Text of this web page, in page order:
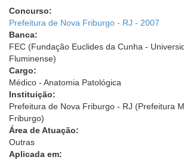
Concurso:
Prefeitura de Nova Friburgo - RJ - 2007
Banca:
FEC (Fundação Euclides da Cunha -
Fluminense)
Cargo:
Médico - Anatomia Patológica
Instituição:
Prefeitura de Nova Friburgo - RJ (Prefeitura
Friburgo)
Área de Atuação:
Outras
Aplicada em: